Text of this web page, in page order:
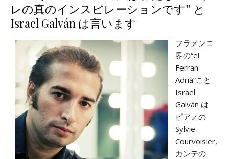
レの真のインスピレーションです” と
Israel Galván は言います
フラメンコ
界の“el
Ferran
Adrià”こと
Israel
Galván は
ピアノの
Sylvie
Courvoisier,
カンテの